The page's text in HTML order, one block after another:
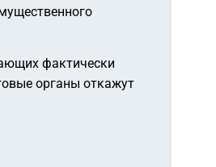
фактически
органы откажут